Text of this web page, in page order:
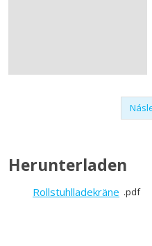
Herunterladen
Rollstuhlladekräne pdf